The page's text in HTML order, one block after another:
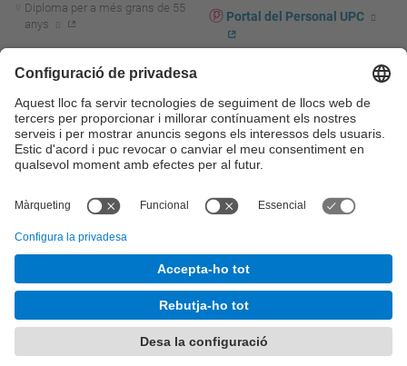
Diploma per a més grans de 55
anys
Actualitat R+D+I
La recerca a la UPC
La transferència, l'emprenedoria i
la innovació a la UPC
Foment i suport a la recerca
transferència, l'emprenedoria i la
Serveis per a empreses
Portal del Personal UPC
UPCshop, marxandatge
Sala de premsa
Seguretat i salut
Autoprotecció i emergències
© UPC Universitat Politècnica de Catalunya - BarcelonaTech
Accessibilitat